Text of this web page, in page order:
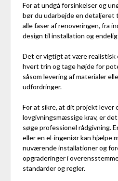
For at undgå forsinkelser og
bør du udarbejde en detaljeret
alle faser af renoveringen, fra
design til installation og
Det er vigtigt at være realistisk
hvert trin og tage højde for
såsom levering af materialer
udfordringer.
For at sikre, at dit projekt lever
lovgivningsmæssige krav, er
søge professionel rådgivning.
eller en el-ingeniør kan hjælpe
nuværende installationer og
opgraderinger i
standarder og regler.